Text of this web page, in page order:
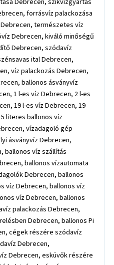
forrásvíz palackozása
természetes víz
Debrecen, kiváló minőségű
Debrecen, szódavíz
ital Debrecen,
víz palackozás Debrecen,
ballonos ásványvíz
1 l-es víz Debrecen, 2 l-es
19 l-es víz Debrecen, 19
literes ballonos víz
vízadagoló gép
ásványvíz Debrecen,
ballonos víz szállítás
ballonos vízautomata
Debrecen, ballonos
víz Debrecen, ballonos víz
víz Debrecen, ballonos
palackozás Debrecen,
Debrecen, ballonos Pi
cégek részére szódavíz
Debrecen,
Debrecen, esküvők részére